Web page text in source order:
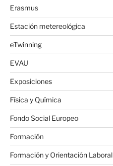
Erasmus
Estación metereológica
eTwinning
EVAU
Exposiciones
Física y Química
Fondo Social Europeo
Formación
Formación y Orientación Laboral